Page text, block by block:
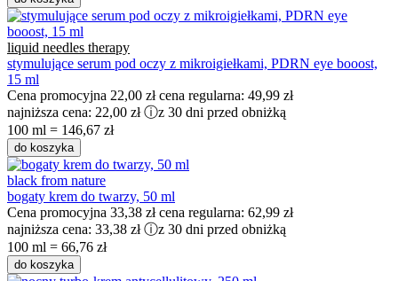
liquid needles therapy
stymulujące serum pod oczy z mikroigiełkami, PDRN eye booost,
15 ml
Cena promocyjna 22,00 zł cena regularna: 49,99 zł
najniższa cena: 22,00 zł ⓘz 30 dni przed obniżką
100 ml = 146,67 zł
do koszyka
black from nature
bogaty krem do twarzy, 50 ml
Cena promocyjna 33,38 zł cena regularna: 62,99 zł
najniższa cena: 33,38 zł ⓘz 30 dni przed obniżką
100 ml = 66,76 zł
do koszyka